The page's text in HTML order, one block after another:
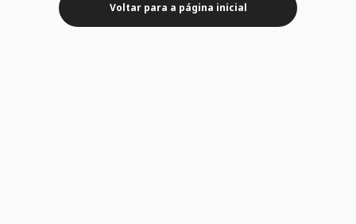
Voltar para a página inicial